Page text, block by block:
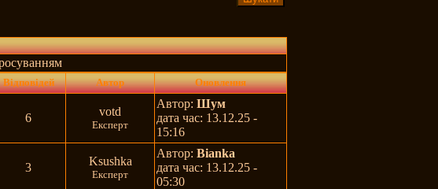
Відповідей Автор Оновлення
6 votd
Експерт
Автор:Шум
дата час: 13.12.25 -
15:16
3 Ksushka
Експерт
Автор:Bianka
дата час: 13.12.25 -
05:30